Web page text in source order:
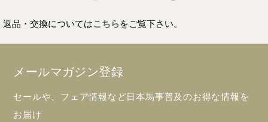
返品・交換についてはこちらをご覧下さい。
メールマガジン登録
セールや、フェア情報など日本馬事普及のお得な情報を
お届け